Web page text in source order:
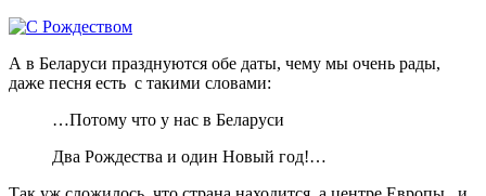
А в Беларуси празднуются обе даты, чему мы очень рады,
даже песня есть с такими словами:
…Потому что у нас в Беларуси
Два Рождества и один Новый год!…